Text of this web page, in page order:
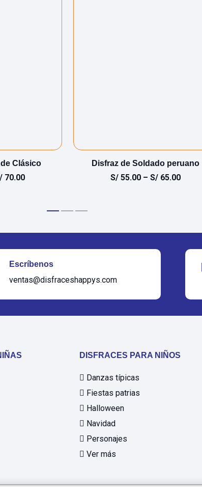
Clásico
70.00
Disfraz de Soldado peruano
S/55.00– S/65.00
Escríbenos
ventas@disfraceshappys.com
DISFRACES PARA NIÑOS
Danzas típicas
Fiestas patrias
Halloween
Navidad
Personajes
Ver más